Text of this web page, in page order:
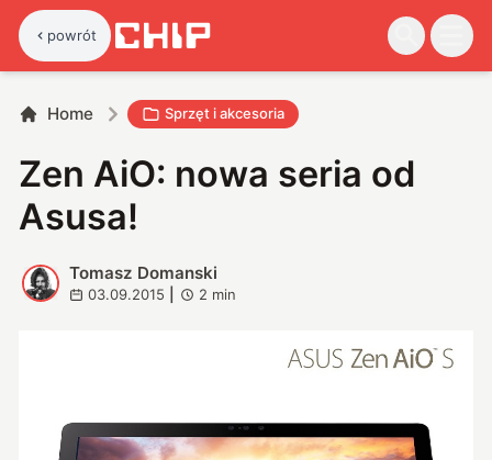
powrót
Home Sprzęt i akcesoria
Zen AiO: nowa seria od
Asusa!
T
Tomasz Domanski
03.09.2015 2 min